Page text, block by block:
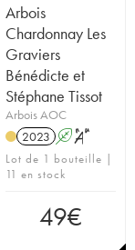
Arbois
Chardonnay Les
Graviers
Bénédicte et
Stéphane Tissot
Arbois AOC
2023 A S
Lot de 1 bouteille |
11 en stock
49€